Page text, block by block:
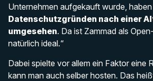
Unternehmen aufgekauft wurde,
Datenschutzgründen nach einer
umgesehen. Da ist Zammad als
natürlich ideal.“
Dabei spielte vor allem ein Faktor eine
kann man auch selber hosten. Das